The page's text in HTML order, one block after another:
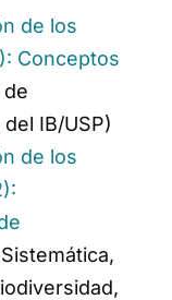
de los
Conceptos
de
IB/USP)
de los